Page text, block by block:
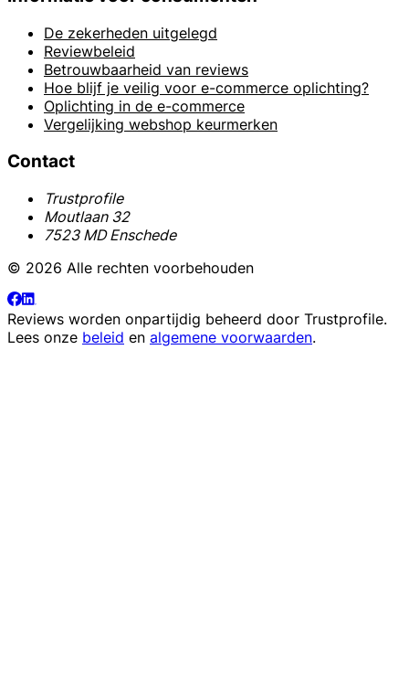
De zekerheden uitgelegd
Reviewbeleid
Betrouwbaarheid van reviews
Hoe blijf je veilig voor e-commerce oplichting?
Oplichting in de e-commerce
Vergelijking webshop keurmerken
Contact
Trustprofile
Moutlaan 32
7523 MD Enschede
© 2026 Alle rechten voorbehouden
Reviews worden onpartijdig beheerd door Trustprofile.
Lees onze beleid en algemene voorwaarden.